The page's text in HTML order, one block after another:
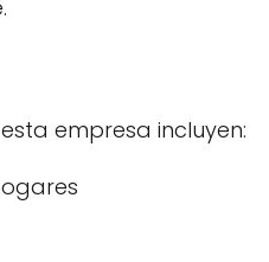
empresa incluyen: